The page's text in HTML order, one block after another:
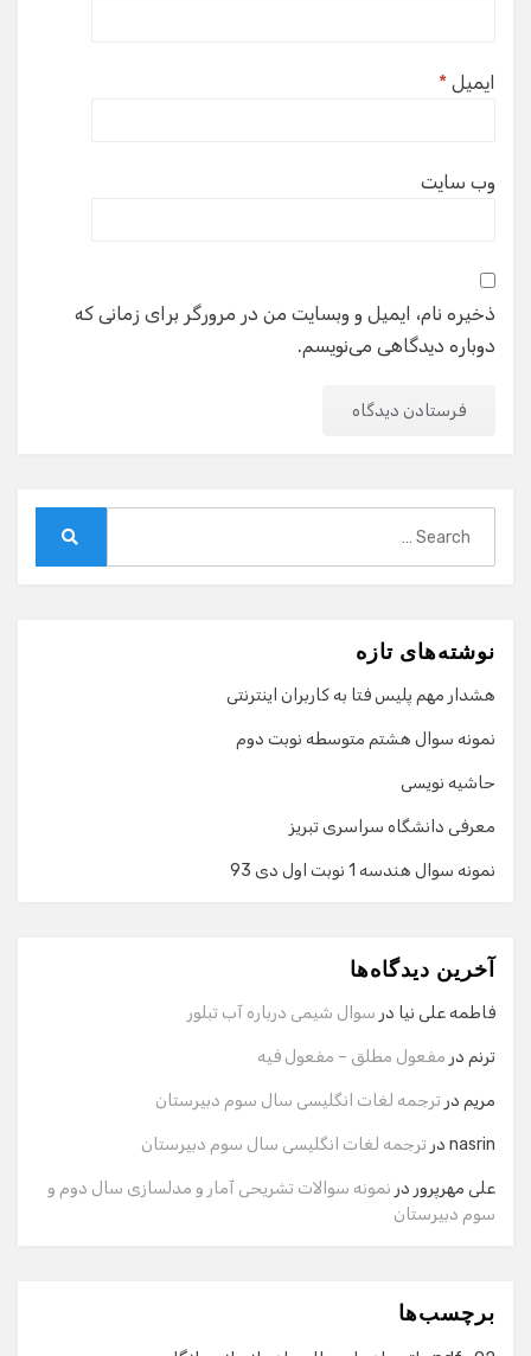
ایمیل *
وب‌ سایت
ذخیره نام، ایمیل و وبسایت من در مرورگر برای زمانی که
دوباره دیدگاهی می‌نویسم.
نوشته‌های تازه
هشدار مهم پلیس فتا به کاربران اینترنتی
نمونه سوال هشتم متوسطه نوبت دوم
حاشیه نویسی
معرفی دانشگاه سراسری تبریز
نمونه سوال هندسه 1 نوبت اول دی 93
آخرین دیدگاه‌ها
فاطمه علی نیا در سوال شیمی درباره آب تبلور
ترنم در مفعول مطلق – مفعول فیه
مریم در ترجمه لغات انگلیسی سال سوم دبیرستان
nasrin در ترجمه لغات انگلیسی سال سوم دبیرستان
علی مهرپرور در نمونه سوالات تشریحی آمار و مدلسازی سال دوم و
سوم دبیرستان
برچسب‌ها
گفت‌وگو با دستیار هوشمند
سلام! برای شروع گفت‌وگو لطفاً شماره تماس یا ایمیل خود را
وارد کنید.
ایمیل